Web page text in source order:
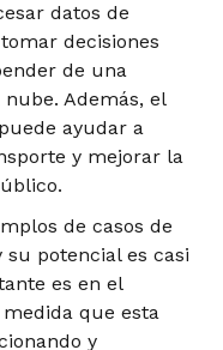
datos de
decisiones
de una
Además, el
ayudar a
y mejorar la
de casos de
potencial es casi
es en el
que esta
y